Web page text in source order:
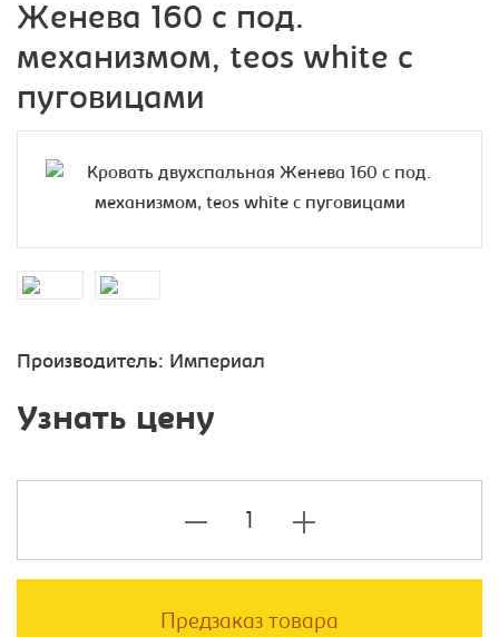
Женева 160 с под.
механизмом, teos white с
пуговицами
Производитель: Империал
Узнать цену
Предзаказ товара